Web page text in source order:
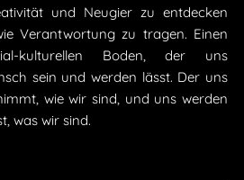
und Neugier zu entdecken
Verantwortung zu tragen. Einen
kulturellen Boden, der uns
sein und werden lässt. Der uns
wie wir sind, und uns werden
was wir sind.